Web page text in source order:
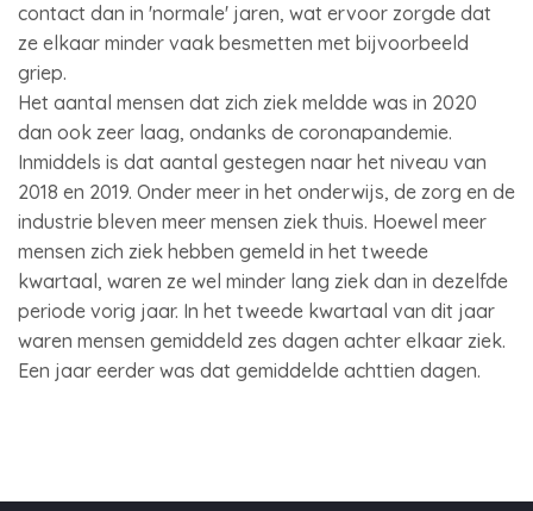
contact dan in 'normale' jaren, wat ervoor zorgde dat
ze elkaar minder vaak besmetten met bijvoorbeeld
griep.
Het aantal mensen dat zich ziek meldde was in 2020
dan ook zeer laag, ondanks de coronapandemie.
Inmiddels is dat aantal gestegen naar het niveau van
2018 en 2019. Onder meer in het onderwijs, de zorg en de
industrie bleven meer mensen ziek thuis. Hoewel meer
mensen zich ziek hebben gemeld in het tweede
kwartaal, waren ze wel minder lang ziek dan in dezelfde
periode vorig jaar. In het tweede kwartaal van dit jaar
waren mensen gemiddeld zes dagen achter elkaar ziek.
Een jaar eerder was dat gemiddelde achttien dagen.